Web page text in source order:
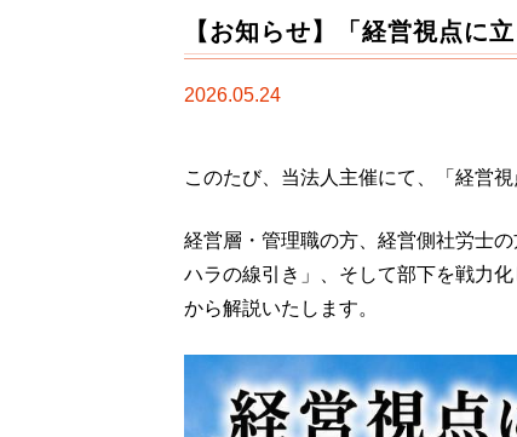
【お知らせ】「経営視点に
2026.05.24
このたび、当法人主催にて、「経営
経営層・管理職の方、経営側社労士
ハラの線引き」、そして部下を戦力
から解説いたします。